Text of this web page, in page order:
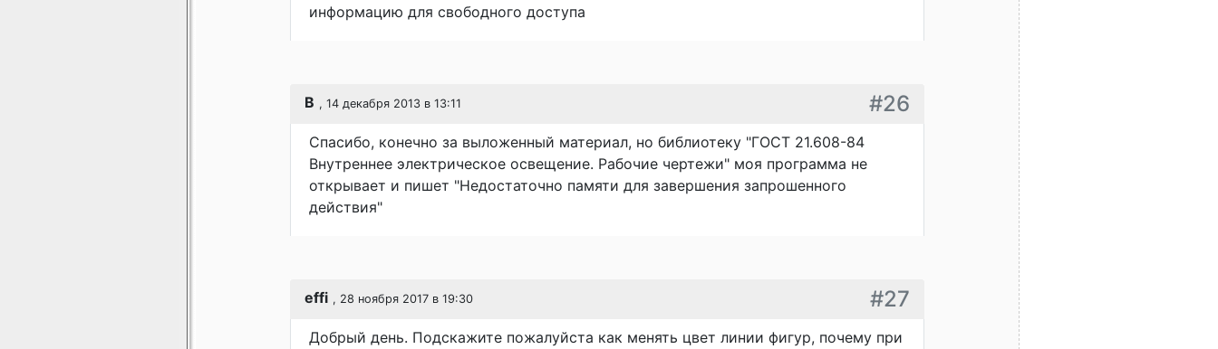
информацию для свободного доступа
В , 14 декабря 2013 в 13:11 #26
Спасибо, конечно за выложенный материал, но библиотеку "ГОСТ 21.608-84
Внутреннее электрическое освещение. Рабочие чертежи" моя программа не
открывает и пишет "Недостаточно памяти для завершения запрошенного
действия"
effi , 28 ноября 2017 в 19:30 #27
Добрый день. Подскажите пожалуйста как менять цвет линии фигур, почему при